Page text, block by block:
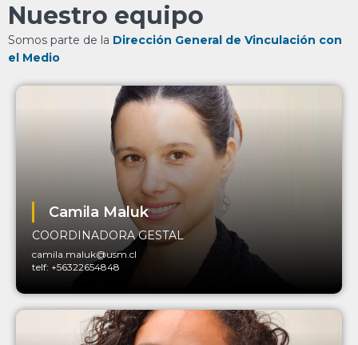
Nuestro equipo
Somos parte de la Dirección General de Vinculación con
el Medio
Camila Maluk
COORDINADORA GESTAL
camila.maluk@usm.cl
telf: +56322654848